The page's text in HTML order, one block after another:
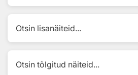
Otsin lisanäiteid...
Otsin tõlgitud näiteid...